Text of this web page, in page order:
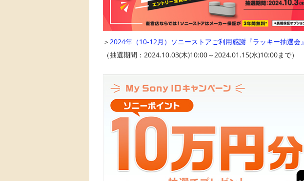
＞2024年（10-12月）ソニーストアご利用感謝『ラッキー抽選会』
（抽選期間：2024.10.03(木)10:00～2024.01.15(水)10:00まで）